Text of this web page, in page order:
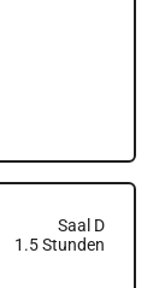
Saal D
1.5Stunden